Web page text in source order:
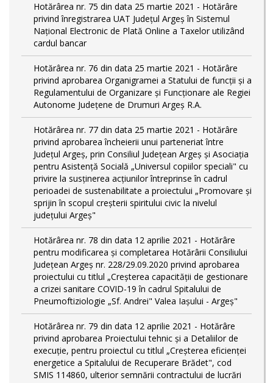
Hotărârea nr. 75 din data 25 martie 2021 - Hotărâre
privind înregistrarea UAT Judeţul Argeş în Sistemul
Naţional Electronic de Plată Online a Taxelor utilizând
cardul bancar
Hotărârea nr. 76 din data 25 martie 2021 - Hotărâre
privind aprobarea Organigramei a Statului de funcţii și a
Regulamentului de Organizare și Funcționare ale Regiei
Autonome Județene de Drumuri Argeş R.A.
Hotărârea nr. 77 din data 25 martie 2021 - Hotărâre
privind aprobarea încheierii unui parteneriat între
Județul Argeș, prin Consiliul Județean Argeș și Asociația
pentru Asistență Socială „Universul copiilor speciali" cu
privire la susținerea acțiunilor întreprinse în cadrul
perioadei de sustenabilitate a proiectului „Promovare și
sprijin în scopul creșterii spiritului civic la nivelul
județului Argeș"
Hotărârea nr. 78 din data 12 aprilie 2021 - Hotărâre
pentru modificarea și completarea Hotărârii Consiliului
Județean Argeș nr. 228/29.09.2020 privind aprobarea
proiectului cu titlul „Creșterea capacității de gestionare
a crizei sanitare COVID-19 în cadrul Spitalului de
Pneumoftiziologie „Sf. Andrei" Valea Iașului - Argeș"
Hotărârea nr. 79 din data 12 aprilie 2021 - Hotărâre
privind aprobarea Proiectului tehnic şi a Detaliilor de
execuție, pentru proiectul cu titlul „Creşterea eficienţei
energetice a Spitalului de Recuperare Brădet", cod
SMIS 114860, ulterior semnării contractului de lucrări